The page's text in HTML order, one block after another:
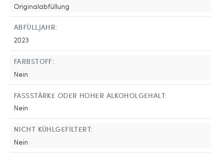
Originalabfüllung
ABFÜLLJAHR:
2023
FARBSTOFF:
Nein
FASSSTÄRKE ODER HOHER ALKOHOLGEHALT:
Nein
NICHT KÜHLGEFILTERT:
Nein